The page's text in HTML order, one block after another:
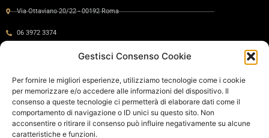
Gestisci Consenso Cookie
Per fornire le migliori esperienze, utilizziamo tecnologie come i cookie
per memorizzare e/o accedere alle informazioni del dispositivo. Il
consenso a queste tecnologie ci permetterà di elaborare dati come il
comportamento di navigazione o ID unici su questo sito. Non
acconsentire o ritirare il consenso può influire negativamente su alcune
caratteristiche e funzioni.
Via Ottaviano 20/22 - 00192 Roma
06 3972 3374
Via Ottaviano 24 - 00192 Roma
06 575 8821